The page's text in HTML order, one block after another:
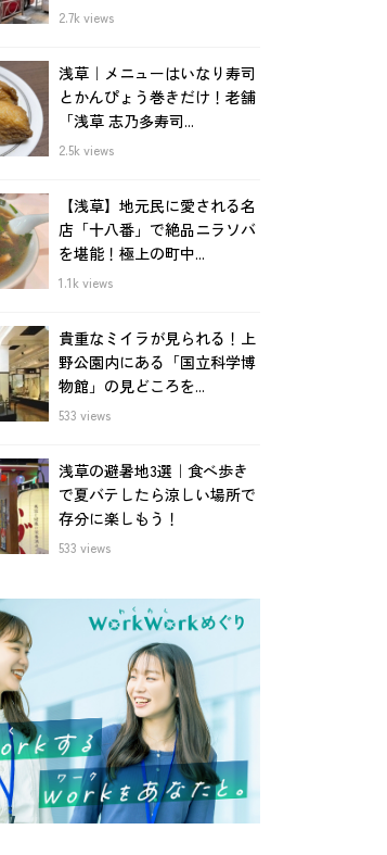
2.7k views
浅草｜メニューはいなり寿司
とかんぴょう巻きだけ！老舗
「浅草 志乃多寿司...
2.5k views
【浅草】地元民に愛される名
店「十八番」で絶品ニラソバ
を堪能！極上の町中...
1.1k views
貴重なミイラが見られる！上
野公園内にある「国立科学博
物館」の見どころを...
533 views
浅草の避暑地3選｜食べ歩き
で夏バテしたら涼しい場所で
存分に楽しもう！
533 views